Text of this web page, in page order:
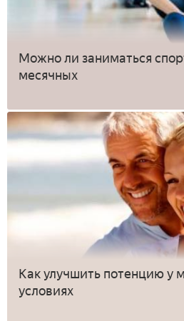
Можно ли заниматься
месячных
Как улучшить потенцию у
условиях